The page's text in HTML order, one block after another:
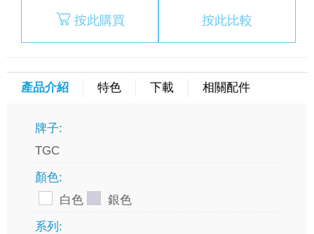
按此購買 按此比較
產品介紹 特色 下載 相關配件
牌子:
TGC
顏色:
白色
銀色
系列: